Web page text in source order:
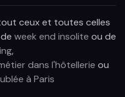
ceux et toutes celles
week end insolite ou de
,
dans l'hôtellerie ou
à Paris